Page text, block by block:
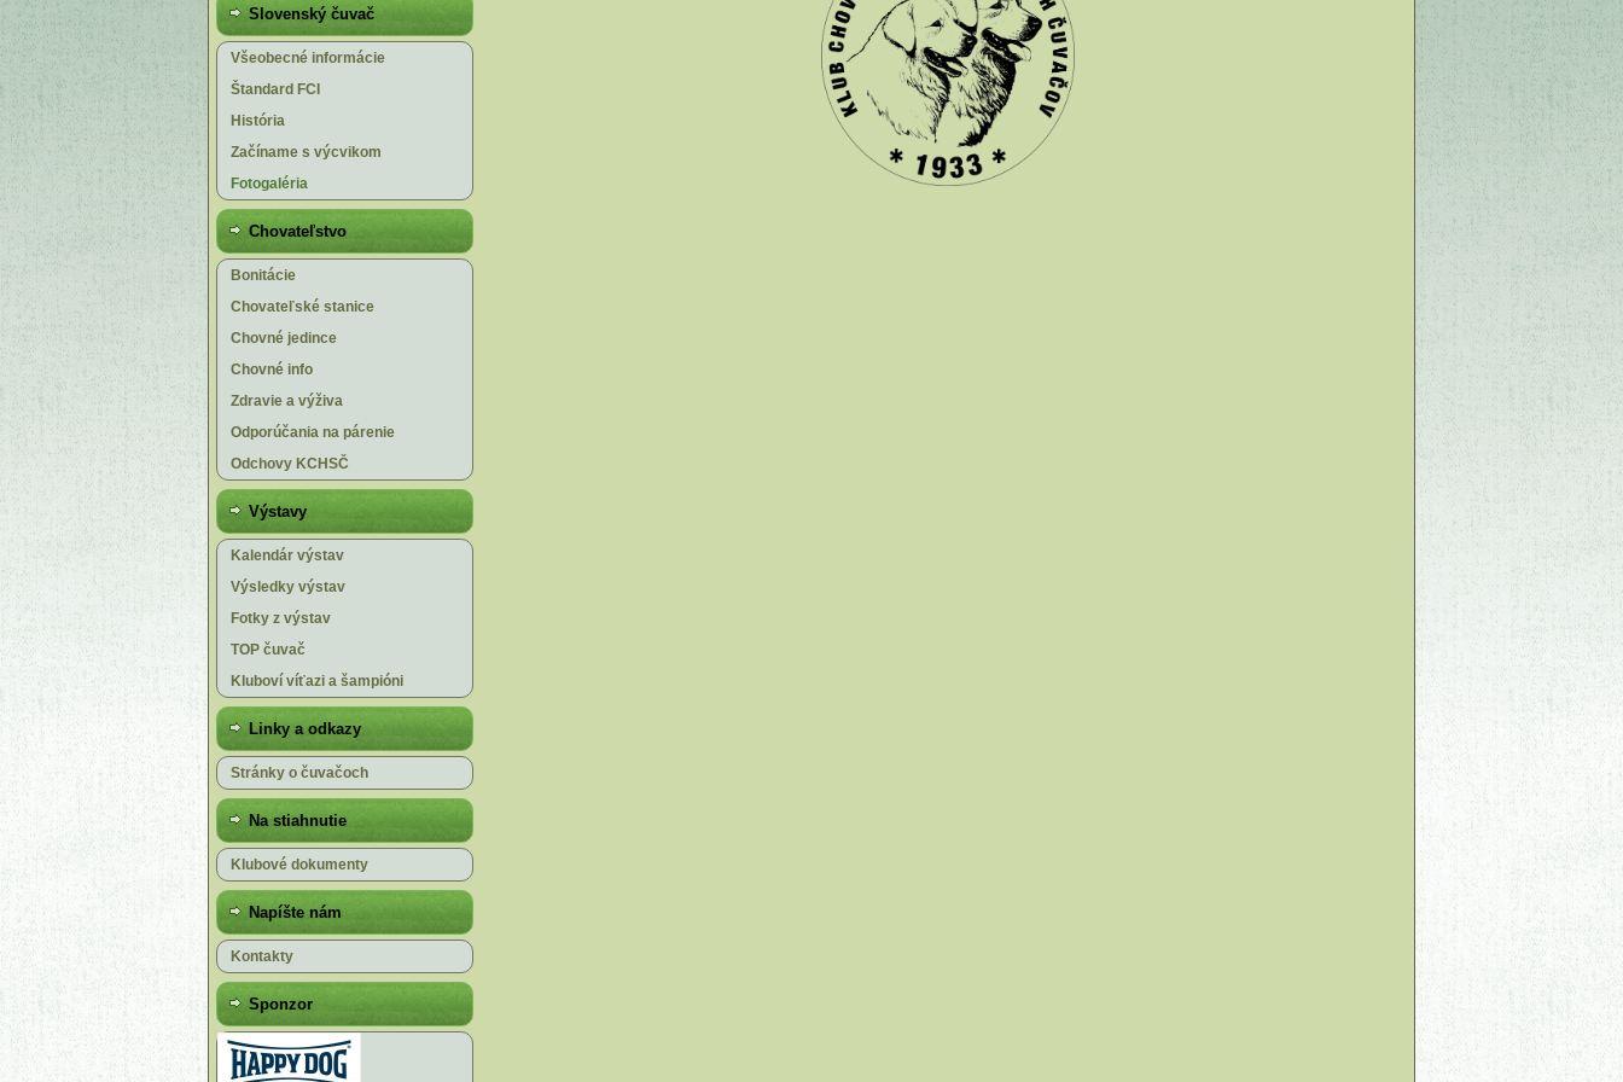
Slovenský čuvač
Všeobecné informácie
Štandard FCI
História
Začíname s výcvikom
Fotogaléria
Chovateľstvo
Bonitácie
Chovateľské stanice
Chovné jedince
Chovné info
Zdravie a výživa
Odporúčania na párenie
Odchovy KCHSČ
Výstavy
Kalendár výstav
Výsledky výstav
Fotky z výstav
TOP čuvač
Kluboví víťazi a šampióni
Linky a odkazy
Stránky o čuvačoch
Na stiahnutie
Klubové dokumenty
Napíšte nám
Kontakty
Sponzor